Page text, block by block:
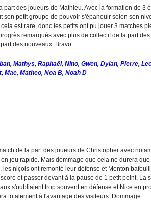
part des joueurs de Mathieu. Avec la formation de 3
son petit groupe de pouvoir s'épanouir selon son
est rare, donc les petits ont pu jouer 3 matches
remarqués avec plus de collectif de la part
des nouveaux. Bravo.
Mathys, Raphaël, Nino, Gwen, Dylan, Pierre,
Mae, Matheo, Noa B, Noah D
de la part des joueurs de Christopher avec
jeu rapide. Mais dommage que cela ne durera
les niçois ont remonté leur défense et Menton
et passer devant à la pause de 1 petit point. La
s'oubliaient trop souvent en défense et Nice en
totalement à l'avantage des visiteurs. Dommage.